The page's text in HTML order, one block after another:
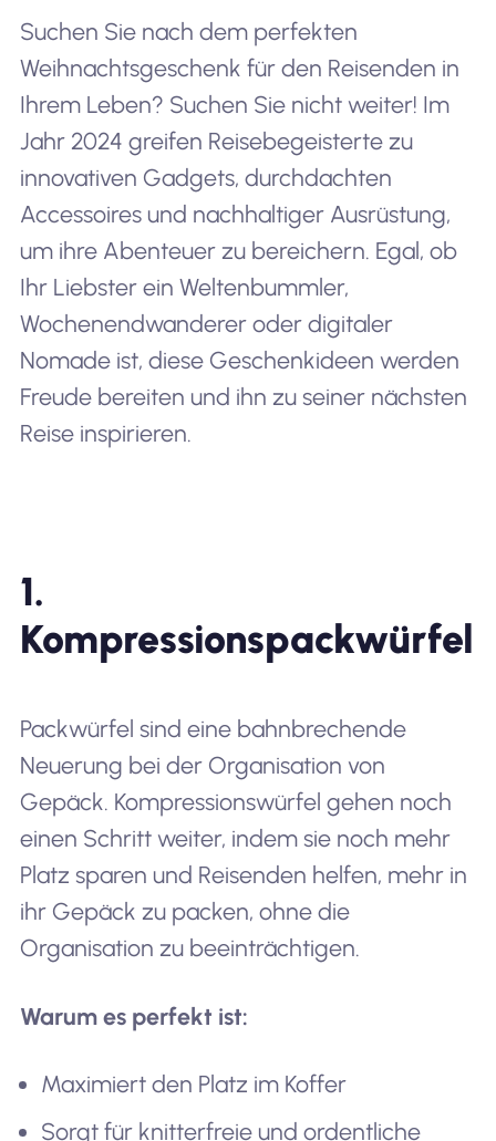
Suchen Sie nach dem perfekten
Weihnachtsgeschenk für den Reisenden in
Ihrem Leben? Suchen Sie nicht weiter! Im
Jahr 2024 greifen Reisebegeisterte zu
innovativen Gadgets, durchdachten
Accessoires und nachhaltiger Ausrüstung,
um ihre Abenteuer zu bereichern. Egal, ob
Ihr Liebster ein Weltenbummler,
Wochenendwanderer oder digitaler
Nomade ist, diese Geschenkideen werden
Freude bereiten und ihn zu seiner nächsten
Reise inspirieren.
1.
Kompressionspackwürfel
Packwürfel sind eine bahnbrechende
Neuerung bei der Organisation von
Gepäck. Kompressionswürfel gehen noch
einen Schritt weiter, indem sie noch mehr
Platz sparen und Reisenden helfen, mehr in
ihr Gepäck zu packen, ohne die
Organisation zu beeinträchtigen.
Warum es perfekt ist:
Maximiert den Platz im Koffer
Sorgt für knitterfreie und ordentliche